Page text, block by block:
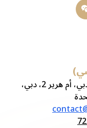
المكتب 312، مجمع المحكمة العليا بدبي، أم هرير 2، دبي،